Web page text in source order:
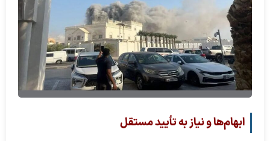
ابهام‌ها و نیاز به تأیید مستقل